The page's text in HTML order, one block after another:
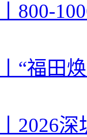
800-
“福田
2026